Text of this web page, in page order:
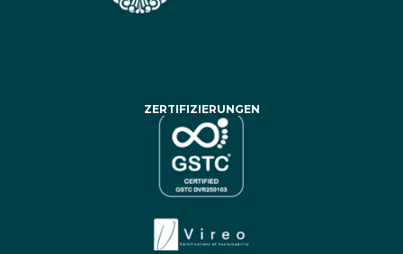
ZERTIFIZIERUNGEN